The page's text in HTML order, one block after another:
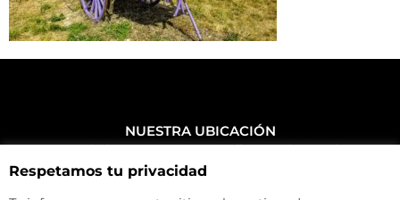
NUESTRA UBICACIÓN
Haz click aquí y mira como llegar a la tienda
CONTACTA CON NOSOTROS
+34 972 500 449
Respetamos tu privacidad